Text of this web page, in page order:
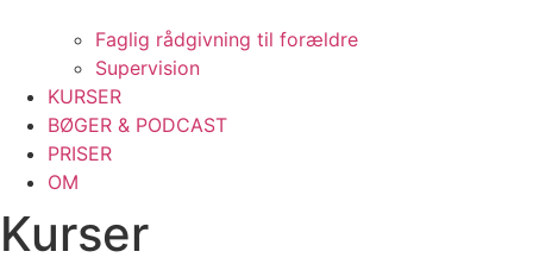
Faglig rådgivning til forældre
Supervision
KURSER
BØGER & PODCAST
PRISER
OM
Kurser